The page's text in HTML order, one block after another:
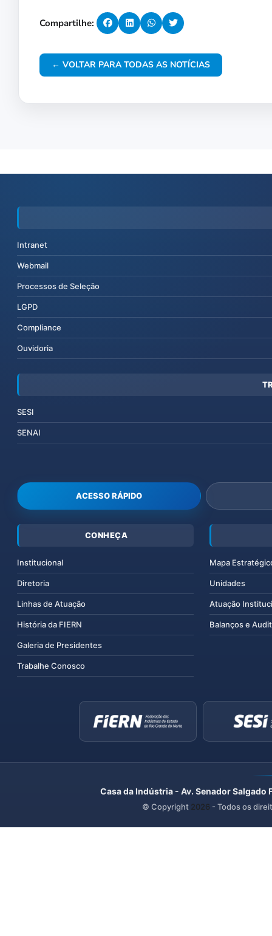
Compartilhe:
← VOLTAR PARA TODAS AS NOTÍCIAS
Intranet
Webmail
Processos de Seleção
LGPD
Compliance
Ouvidoria
SESI
SENAI
ACESSO RÁPIDO
CONHEÇA
Institucional
Diretoria
Linhas de Atuação
História da FIERN
Galeria de Presidentes
Trabalhe Conosco
Mapa
Unidades
Atuação
Balanços e
Casa da Indústria - Av. Senador
© Copyright 2026 - Todos os